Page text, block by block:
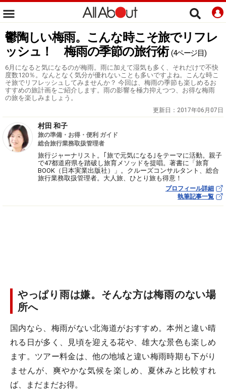
鬱陶しい梅雨。こんな時こそ旅でリフレ
ッシュ！ 梅雨の季節の旅行術 (4ページ目)
6月になると気になるのが梅雨。雨に加えて湿気も多く、それだけで不快
度数120％。なんとなく気分が優れないことも多いですよね。こんな時こ
そ旅でリフレッシュしてみませんか？ 今回は、梅雨の季節も楽しめるお
すすめの旅計画をご紹介します。雨の影響を極力抑えつつ、お得な梅雨
の旅を楽しみましょう。
更新日： 2017年06月07日
村田 和子
旅の準備・お得・便利 ガイド
総合旅行業務取扱管理者
旅行ジャーナリスト。｢旅で元気になる｣をテーマに活動。親子
で47都道府県を踏破し旅育メソッドを提唱。著書に「旅育
BOOK（日本実業出版社）」。クルーズコンサルタント、総合
旅行業務取扱管理者。大人旅、ひとり旅も得意！
プロフィール詳細
執筆記事一覧
やっぱり雨は嫌。そんな方は梅雨のない場
所へ
国内なら、梅雨がない北海道がおすすめ。本州と違い晴
れる日が多く、見頃を迎える花や、雄大な景色も楽しめ
ます。ツアー料金は、他の地域と違い梅雨時期も下がり
ませんが、爽やかな気候を楽しめ、夏休みと比較すれ
ば、まだまだお得。